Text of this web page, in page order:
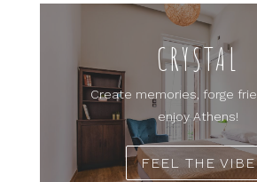
CRYSTAL
Create memories, forge
enjoy Athens!
FEEL THE VIBE